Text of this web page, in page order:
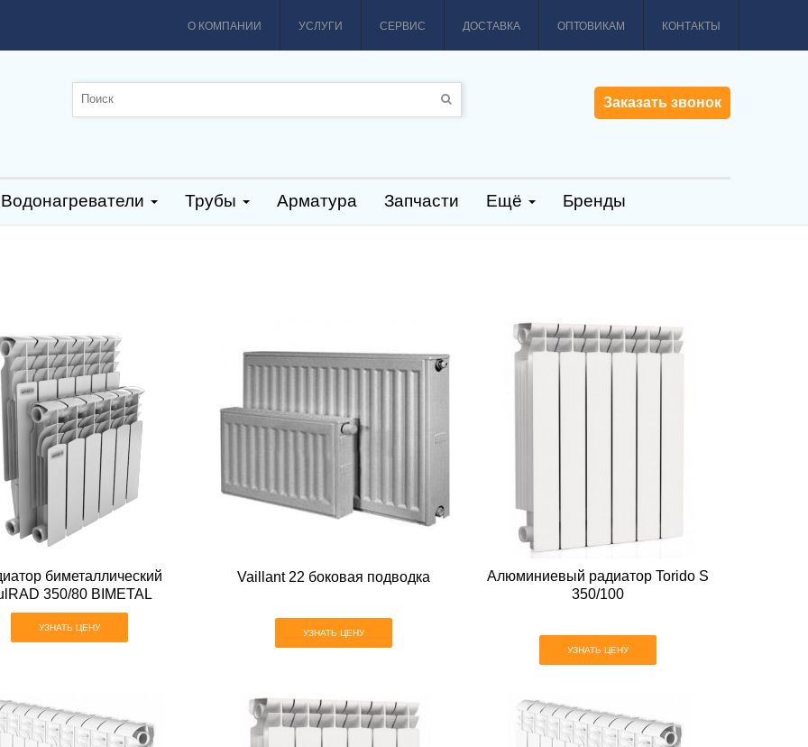
КОНТАКТЫ
ОПТОВИКАМ
ДОСТАВКА
СЕРВИС
УСЛУГИ
О КОМПАНИИ
Заказать звонок
Водонагреватели Трубы Арматура Запчасти Ещё Бренды
биметаллический
350/80 BIMETAL
УЗНАТЬ ЦЕНУ
Vaillant 22 боковая подводка
УЗНАТЬ ЦЕНУ
Алюминиевый радиатор Torido S
350/100
УЗНАТЬ ЦЕНУ